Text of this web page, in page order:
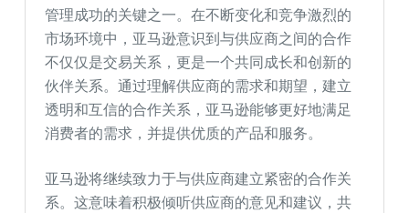
管理成功的关键之一。在不断变化和竞争激烈的
市场环境中，亚马逊意识到与供应商之间的合作
不仅仅是交易关系，更是一个共同成长和创新的
伙伴关系。通过理解供应商的需求和期望，建立
透明和互信的合作关系，亚马逊能够更好地满足
消费者的需求，并提供优质的产品和服务。
亚马逊将继续致力于与供应商建立紧密的合作关
系。这意味着积极倾听供应商的意见和建议，共